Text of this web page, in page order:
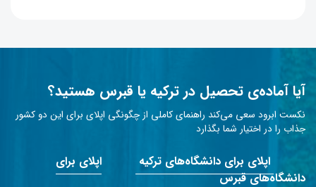
آیا آماده‌ی تحصیل در ترکیه یا قبرس هستید؟
نکست ابرود سعی می‌کند راهنمای کاملی از چگونگی اپلای برای این دو کشور
جذاب را در اختیار شما بگذارد
اپلای برای دانشگاه‌های ترکیه
اپلای برای
دانشگاه‌های قبرس